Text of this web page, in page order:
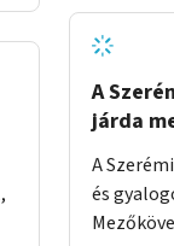
és
Bálna
táblákból
A
járda
A
és